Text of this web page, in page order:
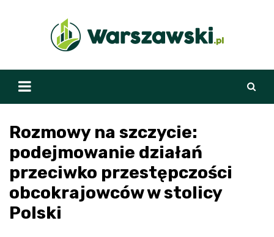
Rozmowy na szczycie:
podejmowanie działań
przeciwko przestępczości
obcokrajowców w stolicy
Polski